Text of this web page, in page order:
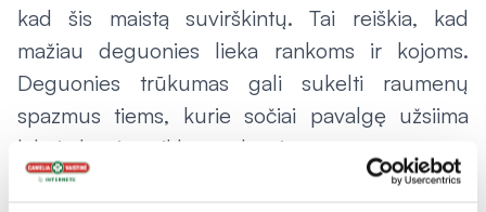
kad šis maistą suvirškintų. Tai reiškia, kad
mažiau deguonies lieka rankoms ir kojoms.
Deguonies trūkumas gali sukelti raumenų
spazmus tiems, kurie sočiai pavalgę užsiima
labai aktyvia veikla vandenyje.